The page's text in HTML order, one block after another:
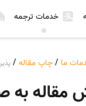
خدمات ترجمه
ما /چاپ مقاله /
مقاله به